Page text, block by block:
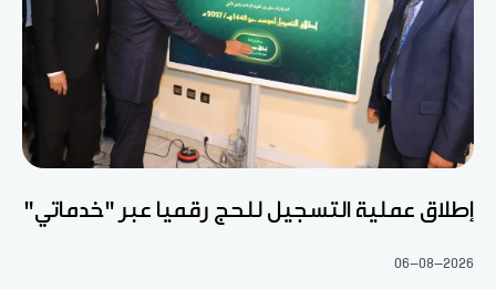
إطلاق عملية التسجيل للحج رقميا عبر "خدماتي"
06-08-2026